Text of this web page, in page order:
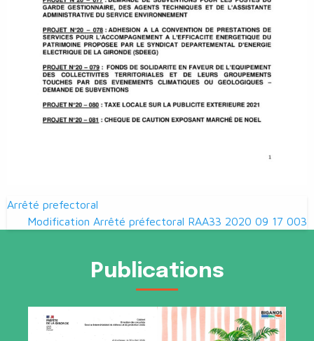
Navigation
de
Arrêté prefectoral
Modification Arrêté préfectoral RAA33 2020 09 17 003
Publications